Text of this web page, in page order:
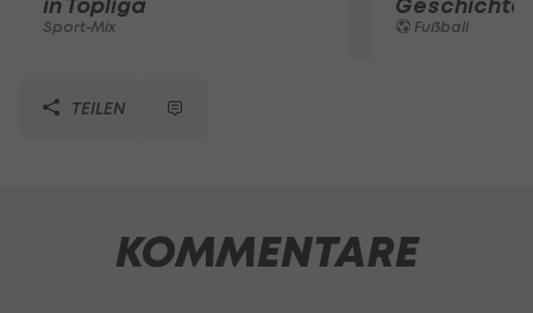
Sport-Mix Fußball
TEILEN
KOMMENTARE